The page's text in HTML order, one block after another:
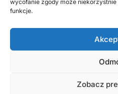
wycofanie zgody może niekorzystnie
funkcje.
Zobacz